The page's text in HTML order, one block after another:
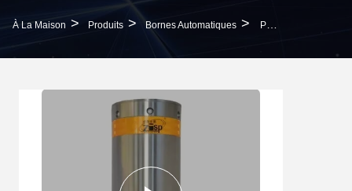
À La Maison > Produits > Bornes Automatiques > Parking Certifié CE ISO9001-2015 Bollards Rétractables Pour Le Parking 1 An De Garantie